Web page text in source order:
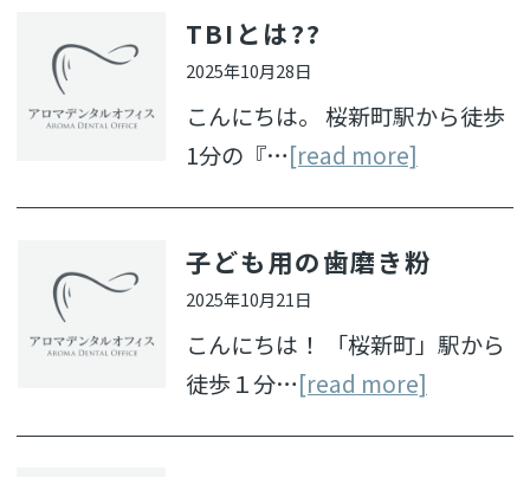
TBIとは??
2025年10月28日
こんにちは。 桜新町駅から徒歩
1分の『…[read more]
子ども用の歯磨き粉
2025年10月21日
こんにちは！ 「桜新町」駅から
徒歩１分…[read more]